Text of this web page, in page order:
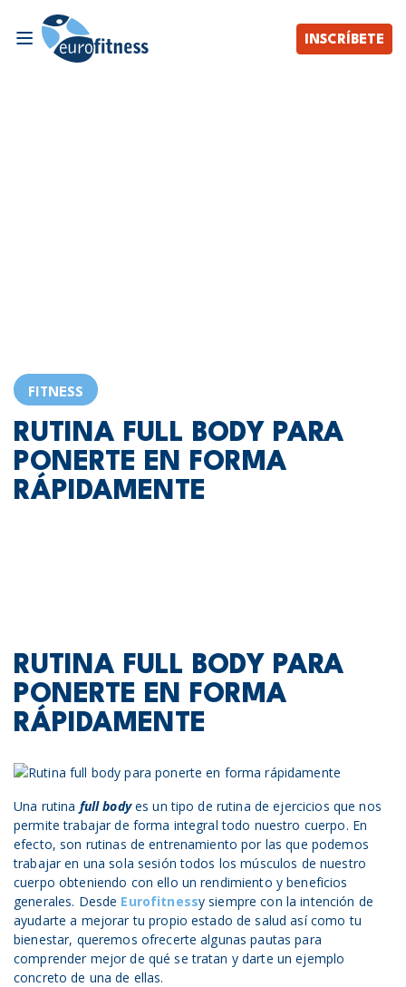
INSCRÍBETE
FITNESS
RUTINA FULL BODY PARA
PONERTE EN FORMA
RÁPIDAMENTE
RUTINA FULL BODY PARA
PONERTE EN FORMA
RÁPIDAMENTE
Una rutina full bodyes un tipo de rutina de ejercicios que nos
permite trabajar de forma integral todo nuestro cuerpo. En
efecto, son rutinas de entrenamiento por las que podemos
trabajar en una sola sesión todos los músculos de nuestro
cuerpo obteniendo con ello un rendimiento y beneficios
generales. Desde Eurofitnessy siempre con la intención de
ayudarte a mejorar tu propio estado de salud así como tu
bienestar, queremos ofrecerte algunas pautas para
comprender mejor de qué se tratan y darte un ejemplo
concreto de una de ellas.